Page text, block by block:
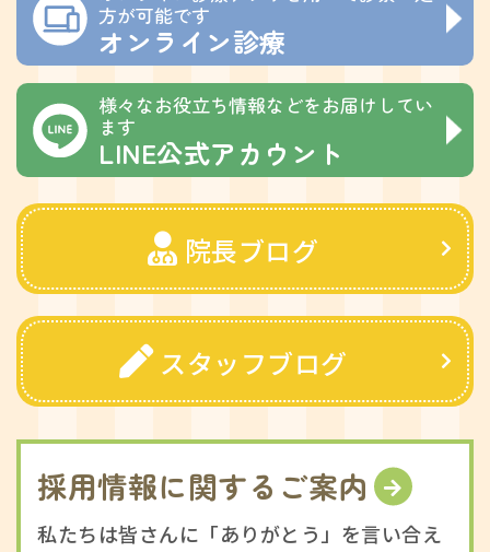
方が可能です
オンライン診療
様々なお役立ち情報などをお届けしてい
ます
LINE公式アカウント
院長ブログ
スタッフブログ
採用情報に関するご案内
私たちは皆さんに「ありがとう」を言い合え